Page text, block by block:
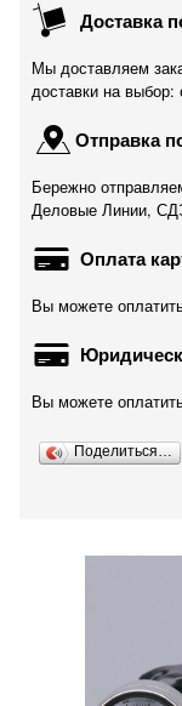
Доставка
Мы доставляем
доставки на
Отправка
Бережно
Деловые Линии,
Оплата
Вы можете
Вы можете
Поделиться…